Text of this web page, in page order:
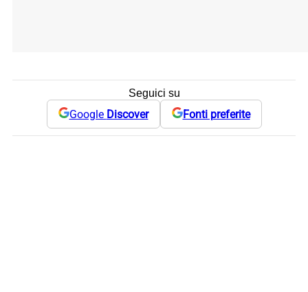
Seguici su
Google Discover Fonti preferite